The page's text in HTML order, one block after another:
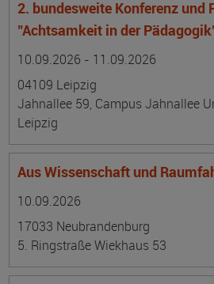
2. bundesweite Konferenz und
"Achtsamkeit in der
10.09.2026 - 11.09.2026
04109 Leipzig
Jahnallee 59, Campus Jahnallee
Leipzig
Aus Wissenschaft und
10.09.2026
17033 Neubrandenburg
5. Ringstraße Wiekhaus 53